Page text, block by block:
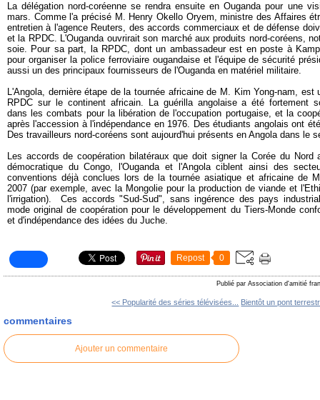
La délégation nord-coréenne se rendra ensuite en Ouganda pour une
mars. Comme l'a précisé M. Henry Okello Oryem, ministre des Affaires
entretien à l'agence Reuters, des accords commerciaux et de défense
et la RPDC. L'Ouganda ouvrirait son marché aux produits nord-coréens,
soie. Pour sa part, la RPDC, dont un ambassadeur est en poste à
pour organiser la police ferroviaire ougandaise et l'équipe de sécurité
aussi un des principaux fournisseurs de l'Ouganda en matériel militaire.
L'Angola, dernière étape de la tournée africaine de M. Kim Yong-nam,
RPDC sur le continent africain. La guérilla angolaise a été fortement
dans les combats pour la libération de l'occupation portugaise, et la
après l'accession à l'indépendance en 1976. Des étudiants angolais ont
Des travailleurs nord-coréens sont aujourd'hui présents en Angola dans le
Les accords de coopération bilatéraux que doit signer la Corée du Nord
démocratique du Congo, l'Ouganda et l'Angola ciblent ainsi des
conventions déjà conclues lors de la tournée asiatique et africaine de
2007 (par exemple, avec la Mongolie pour la production de viande et
l'irrigation). Ces accords "Sud-Sud", sans ingérence des pays
mode original de coopération pour le développement du Tiers-Monde
et d'indépendance des idées du Juche.
Repost 0
Publié par Association d'amitié
<< Popularité des séries télévisées... Bientôt un pont
commentaires
Ajouter un commentaire